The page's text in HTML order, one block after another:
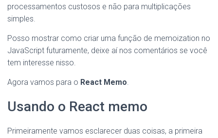
processamentos custosos e não para multiplicações
simples.
Posso mostrar como criar uma função de memoization no
JavaScript futuramente, deixe aí nos comentários se você
tem interesse nisso.
Agora vamos para o React Memo.
Usando o React memo
Primeiramente vamos esclarecer duas coisas, a primeira